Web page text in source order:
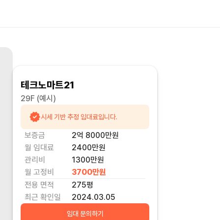
테크노마트21
29F (예시)
시세 기반 추정 임대료입니다.
보증금 2억 8000만원
월 임대료
2400만원
관리비
1300만원
월 고정비
3700만원
전용 면적
275평
최근 확인일
2024.03.05
임대 문의하기